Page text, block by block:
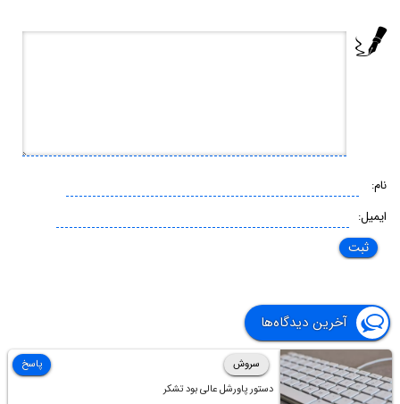
نام:
ایمیل:
آخرین دیدگاه‌ها
سروش
دستور پاورشل عالی بود تشکر
پاسخ